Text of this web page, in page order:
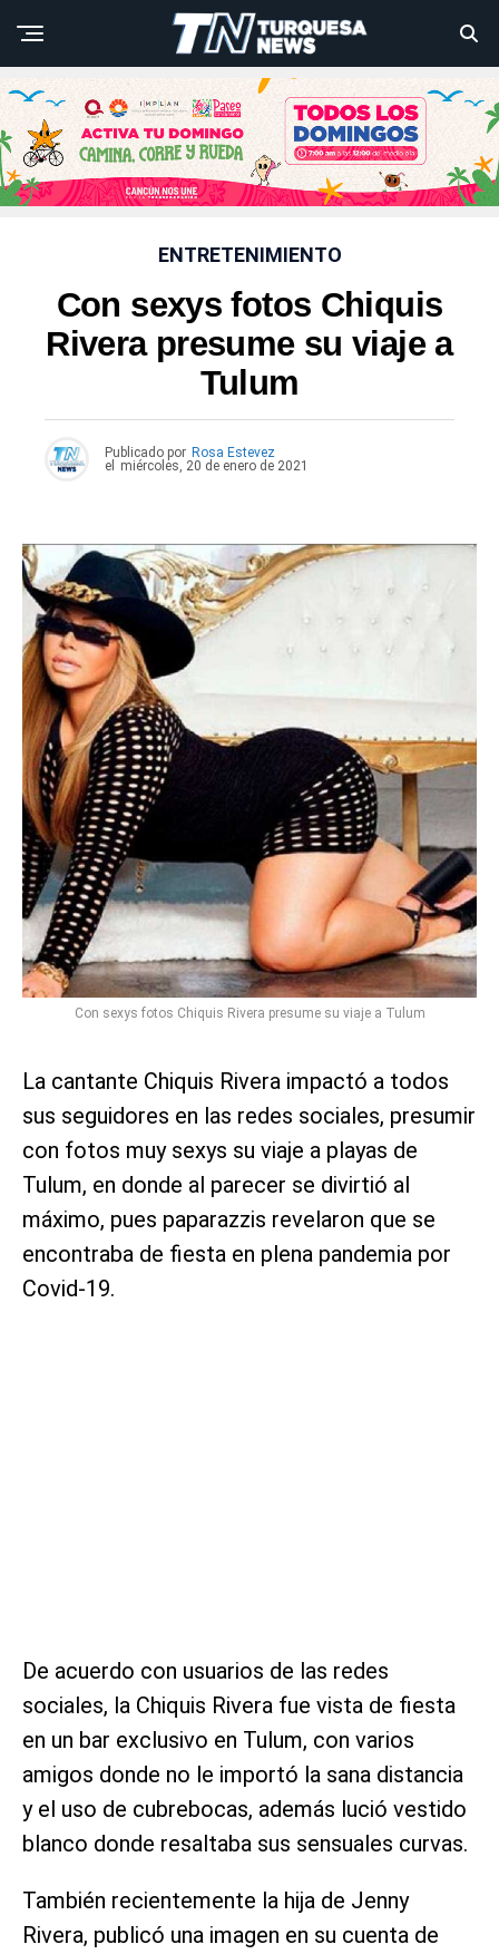
ENTRETENIMIENTO
Con sexys fotos Chiquis
Rivera presume su viaje a
Tulum
Publicado por Rosa Estevez
el
miércoles, 20 de enero de 2021
Con sexys fotos Chiquis Rivera presume su viaje a Tulum
La cantante Chiquis Rivera impactó a todos
sus seguidores en las redes sociales, presumir
con fotos muy sexys su viaje a playas de
Tulum, en donde al parecer se divirtió al
máximo, pues paparazzis revelaron que se
encontraba de fiesta en plena pandemia por
Covid-19.
De acuerdo con usuarios de las redes
sociales, la Chiquis Rivera fue vista de fiesta
en un bar exclusivo en Tulum, con varios
amigos donde no le importó la sana distancia
y el uso de cubrebocas, además lució vestido
blanco donde resaltaba sus sensuales curvas.
También recientemente la hija de Jenny
Rivera, publicó una imagen en su cuenta de